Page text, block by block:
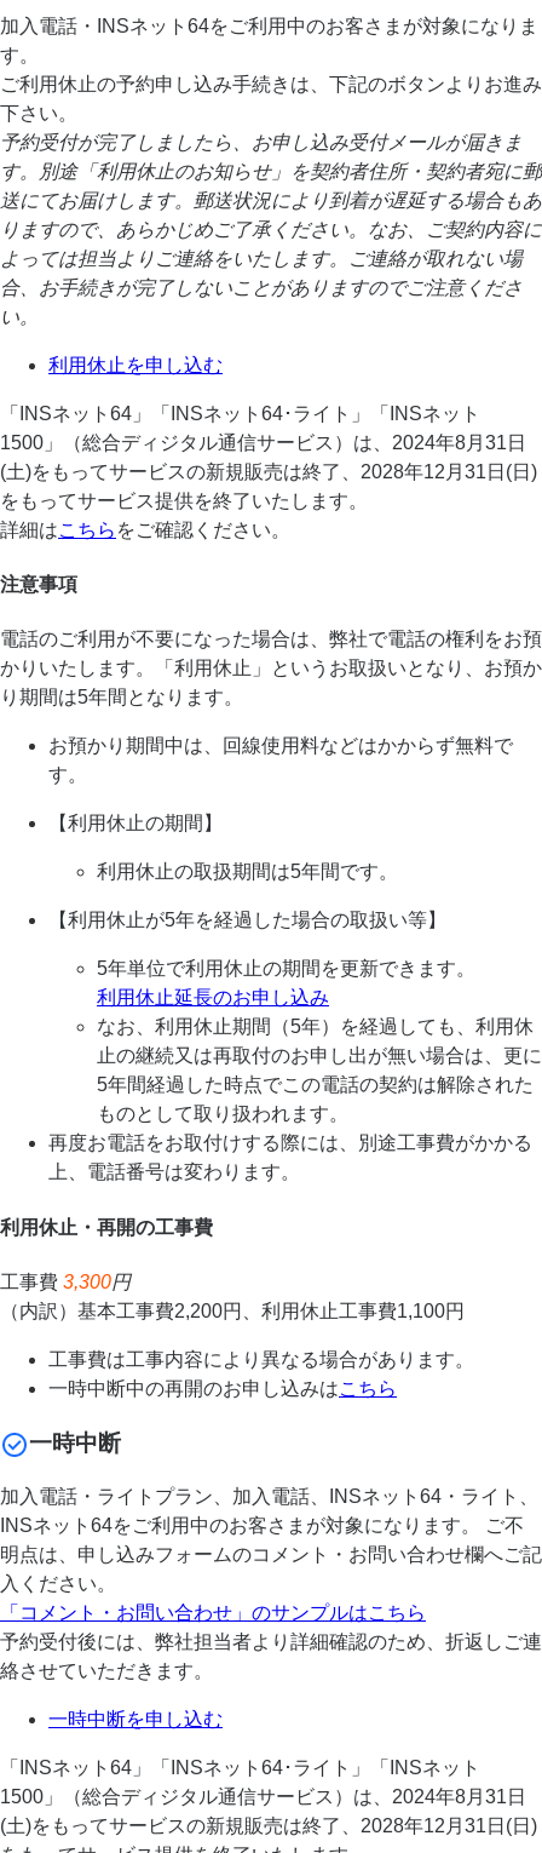
加入電話・INSネット64をご利用中のお客さまが対象になりま
す。
ご利用休止の予約申し込み手続きは、下記のボタンよりお進み
下さい。
予約受付が完了しましたら、お申し込み受付メールが届きま
す。別途「利用休止のお知らせ」を契約者住所・契約者宛に郵
送にてお届けします。郵送状況により到着が遅延する場合もあ
りますので、あらかじめご了承ください。​なお、ご契約内容に
よっては担当よりご連絡をいたします。ご連絡が取れない場
合、お手続きが完了しないことがありますのでご注意くださ
い。
利用休止を申し込む
「INSネット64」「INSネット64･ライト」「INSネット
1500」（総合ディジタル通信サービス）は、2024年8月31日
(土)をもってサービスの新規販売は終了、2028年12月31日(日)
をもってサービス提供を終了いたします。
詳細はこちら をご確認ください。
注意事項
電話のご利用が不要になった場合は、弊社で電話の権利をお預
かりいたします。「利用休止」というお取扱いとなり、お預か
り期間は5年間となります。
お預かり期間中は、回線使用料などはかからず無料で
す。
【利用休止の期間】
利用休止の取扱期間は5年間です。
【利用休止が5年を経過した場合の取扱い等】
5年単位で利用休止の期間を更新できます。
利用休止延長のお申し込み
なお、利用休止期間（5年）を経過しても、利用休
止の継続又は再取付のお申し出が無い場合は、更に
5年間経過した時点でこの電話の契約は解除された
ものとして取り扱われます。
再度お電話をお取付けする際には、別途工事費がかかる
上、電話番号は変わります。
利用休止・再開の工事費
工事費 3,300円
（内訳）基本工事費2,200円、利用休止工事費1,100円
工事費は工事内容により異なる場合があります。
一時中断中の再開のお申し込みはこちら
一時中断
加入電話・ライトプラン、加入電話、INSネット64・ライト、
INSネット64をご利用中のお客さまが対象になります。 ご不
明点は、申し込みフォームのコメント・お問い合わせ欄へご記
入ください。
「コメント・お問い合わせ」のサンプルはこちら
予約受付後には、弊社担当者より詳細確認のため、折返しご連
絡させていただきます。
一時中断を申し込む
「INSネット64」「INSネット64･ライト」「INSネット
1500」（総合ディジタル通信サービス）は、2024年8月31日
(土)をもってサービスの新規販売は終了、2028年12月31日(日)